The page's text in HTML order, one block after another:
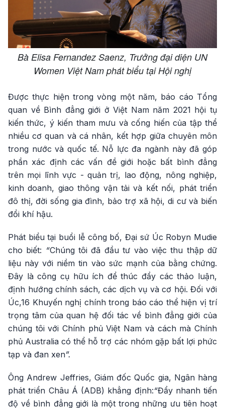
Bà Elisa Fernandez Saenz, Trưởng đại diện UN
Women Việt Nam phát biểu tại Hội nghị
Được thực hiện trong vòng một năm, báo cáo Tổng
quan về Bình đẳng giới ở Việt Nam năm 2021 hội tụ
kiến thức, ý kiến tham mưu và cống hiến của tập thể
nhiều cơ quan và cá nhân, kết hợp giữa chuyên môn
trong nước và quốc tế. Nỗ lực đa ngành này đã góp
phần xác định các vấn đề giới hoặc bất bình đẳng
trên mọi lĩnh vực - quản trị, lao động, nông nghiệp,
kinh doanh, giao thông vận tải và kết nối, phát triển
đô thị, đời sống gia đình, bảo trợ xã hội, di cư và biến
đổi khí hậu.
Phát biểu tại buổi lễ công bố, Đại sứ Úc Robyn Mudie
cho biết: “Chúng tôi đã đầu tư vào việc thu thập dữ
liệu này với niềm tin vào sức mạnh của bằng chứng.
Đây là công cụ hữu ích để thúc đẩy các thảo luận,
định hướng chính sách, các dịch vụ và cơ hội. Đối với
Úc,16 Khuyến nghị chính trong báo cáo thể hiện vị trí
trọng tâm của quan hệ đối tác về bình đẳng giới của
chúng tôi với Chính phủ Việt Nam và cách mà Chính
phủ Australia có thể hỗ trợ các nhóm gặp bất lợi phức
tạp và đan xen”.
Ông Andrew Jeffries, Giám đốc Quốc gia, Ngân hàng
phát triển Châu Á (ADB) khẳng định:“Đẩy nhanh tiến
độ về bình đẳng giới là một trong những ưu tiên hoạt